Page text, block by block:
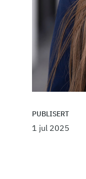
PUBLISERT
1 jul 2025